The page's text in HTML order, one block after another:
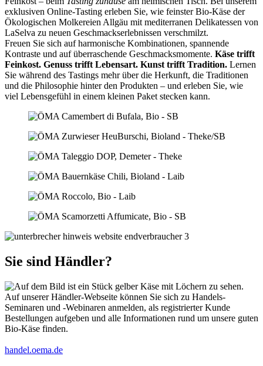
exklusiven Online-Tasting erleben Sie, wie feinster Bio-Käse der
Ökologischen Molkereien Allgäu mit mediterranen Delikatessen von
LaSelva zu neuen Geschmackserlebnissen verschmilzt.
Freuen Sie sich auf harmonische Kombinationen, spannende
Kontraste und auf überraschende Geschmacksmomente. Käse trifft
Feinkost. Genuss trifft Lebensart. Kunst trifft Tradition. Lernen
Sie während des Tastings mehr über die Herkunft, die Traditionen
und die Philosophie hinter den Produkten – und erleben Sie, wie
viel Lebensgefühl in einem kleinen Paket stecken kann.
Sie sind Händler?
Auf unserer Händler-Webseite können Sie sich zu Handels-
Seminaren und -Webinaren anmelden, als registrierter Kunde
Bestellungen aufgeben und alle Informationen rund um unsere guten
Bio-Käse finden.
handel.oema.de